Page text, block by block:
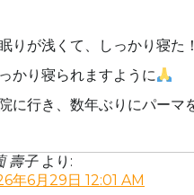
りが浅くて、しっかり寝た
かり寝られますように
に行き、数年ぶりにパーマ
壽子 より:
年6月29日 12:01 AM